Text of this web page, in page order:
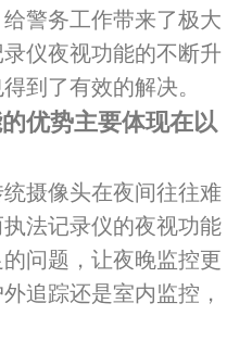
警务工作带来了极大
仪夜视功能的不断升
到了有效的解决。
优势主要体现在以
摄像头在夜间往往难
法记录仪的夜视功能
问题，让夜晚监控更
追踪还是室内监控，